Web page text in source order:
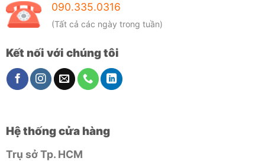
090.335.0316
(Tất cả các ngày trong tuần)
Kết nối với chúng tôi
Hệ thống cửa hàng
Trụ sở Tp. HCM